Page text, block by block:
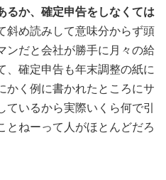
るか、確定申告をしなくては
斜め読みして意味分からず頭
ンだと会社が勝手に月々の給
、確定申告も年末調整の紙に
かく例に書かれたところにサ
いるから実際いくら何で引
とねーって人がほとんどだろ